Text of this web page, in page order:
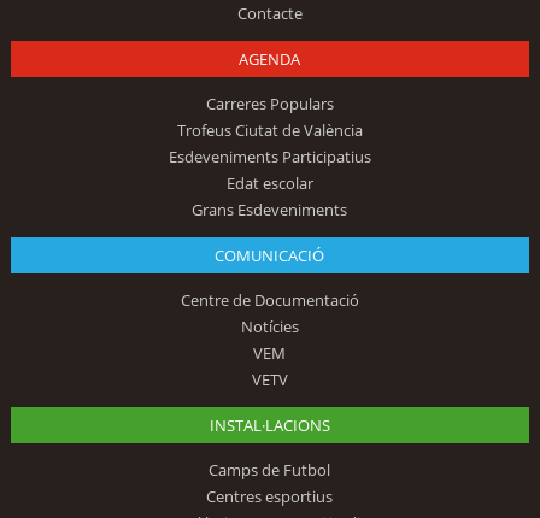
Contacte
AGENDA
Carreres Populars
Trofeus Ciutat de València
Esdeveniments Participatius
Edat escolar
Grans Esdeveniments
COMUNICACIÓ
Centre de Documentació
Notícies
VEM
VETV
INSTAL·LACIONS
Camps de Futbol
Centres esportius